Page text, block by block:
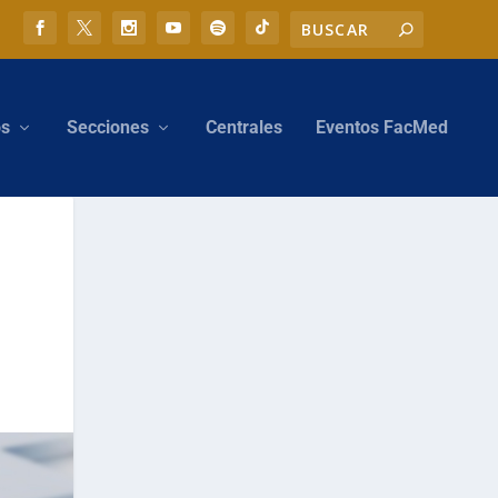
Secciones Centrales Eventos FacMed